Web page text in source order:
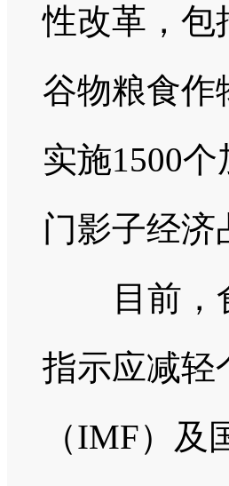
性改革，包
谷物粮食作
实施1500
门影子经济
目前，食
指示应减轻
（IMF）